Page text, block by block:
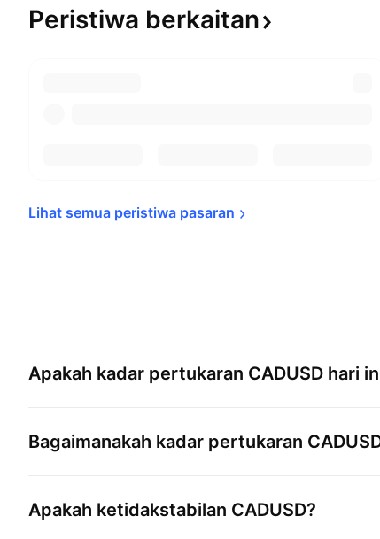
Peristiwa berkaitan
Lihat semua peristiwa pasaran
Apakah kadar pertukaran CADUSD hari
Bagaimanakah kadar pertukaran
Apakah ketidakstabilan CADUSD?